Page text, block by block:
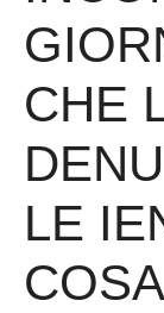
CHE
LE